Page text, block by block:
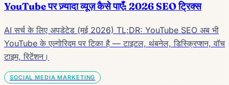
YouTube पर ज़्यादा व्यूज़ कैसे पाएँ: 2026 SEO ट्रिक्स
AI सर्च के लिए अपडेटेड (मई 2026) TL;DR: YouTube SEO अब भी
YouTube के एल्गोरिदम पर टिका है — टाइटल, थंबनेल, डिस्क्रिप्शन, वॉच
टाइम, रिटेंशन।
SOCIAL MEDIA MARKETING